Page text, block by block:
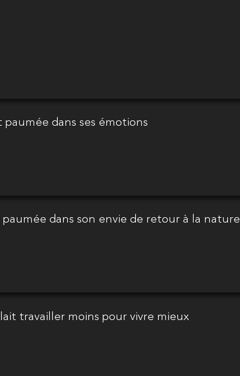
dans ses émotions
dans son envie de retour à la nature
travailler moins pour vivre mieux